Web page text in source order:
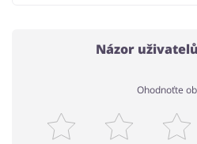
Názor
Ohodnoťte